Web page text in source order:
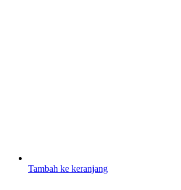
Tambah ke keranjang